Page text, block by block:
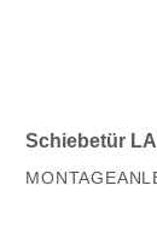
Schiebetür